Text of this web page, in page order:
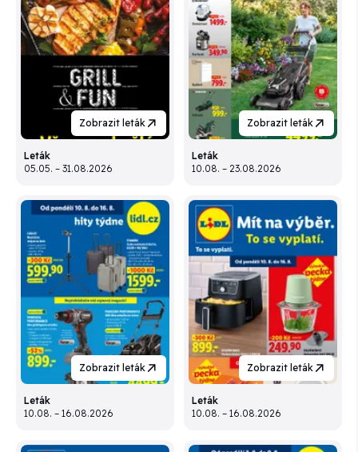
Zobrazit leták
Leták
05.05. – 31.08.2026
Zobrazit leták
Leták
10.08. – 23.08.2026
Zobrazit leták
Leták
10.08. – 16.08.2026
Zobrazit leták
Leták
10.08. – 16.08.2026